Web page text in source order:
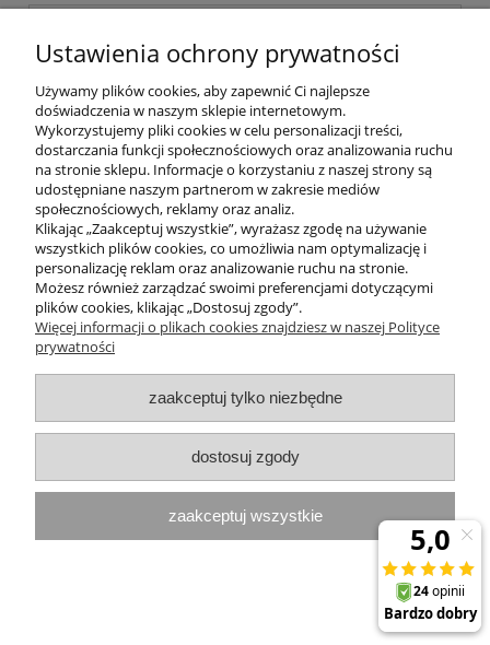
Nawilżający balsam do ciała
ENERGY&GO z trawą cytrynową
69,99 zł
do koszyka
Ustawienia ochrony prywatności
Używamy plików cookies, aby zapewnić Ci najlepsze
doświadczenia w naszym sklepie internetowym.
Wykorzystujemy pliki cookies w celu personalizacji treści,
dostarczania funkcji społecznościowych oraz analizowania ruchu
na stronie sklepu. Informacje o korzystaniu z naszej strony są
udostępniane naszym partnerom w zakresie mediów
społecznościowych, reklamy oraz analiz.
Klikając „Zaakceptuj wszystkie”, wyrażasz zgodę na używanie
wszystkich plików cookies, co umożliwia nam optymalizację i
personalizację reklam oraz analizowanie ruchu na stronie.
Możesz również zarządzać swoimi preferencjami dotyczącymi
plików cookies, klikając „Dostosuj zgody”.
Więcej informacji o plikach cookies znajdziesz w naszej Polityce
prywatności
zaakceptuj tylko niezbędne
dostosuj zgody
zaakceptuj wszystkie